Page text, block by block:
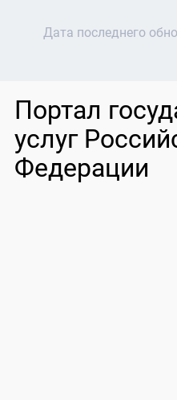
Дата последнего
Портал
услуг
Федерации